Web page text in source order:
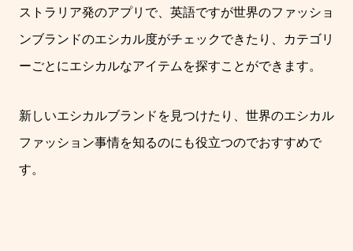
ストラリア発のアプリで、英語ですが世界のファッショ
ンブランドのエシカル度がチェックできたり、カテゴリ
ーごとにエシカルなアイテムを探すことができます。
新しいエシカルブランドを見つけたり、世界のエシカル
ファッション事情を知るのにも役立つのでおすすめで
す。